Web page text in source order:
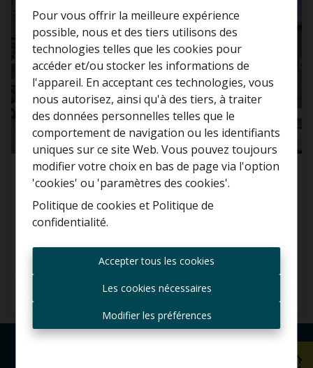
Pour vous offrir la meilleure expérience
possible, nous et des tiers utilisons des
technologies telles que les cookies pour
accéder et/ou stocker les informations de
l'appareil. En acceptant ces technologies, vous
nous autorisez, ainsi qu'à des tiers, à traiter
des données personnelles telles que le
comportement de navigation ou les identifiants
uniques sur ce site Web. Vous pouvez toujours
modifier votre choix en bas de page via l'option
'cookies' ou 'paramètres des cookies'.
Politique de cookies et Politique de
confidentialité.
Accepter tous les cookies
Les cookies nécessaires
Modifier les préférences
Maison
9400 Okegem
Curieux de connaître la
valeur de votre maison ?
Estimation gratuite
Toujours être le premier
informé des nouvelles
offres ?
mail